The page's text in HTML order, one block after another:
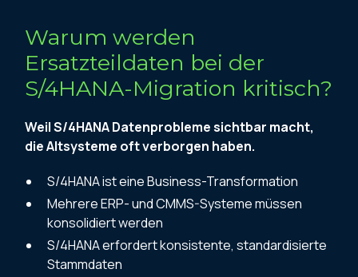
Warum werden
Ersatzteildaten bei der
S/4HANA-Migration kritisch?
Weil S/4HANA Datenprobleme sichtbar macht,
die Altsysteme oft verborgen haben.
S/4HANA ist eine Business-Transformation
Mehrere ERP- und CMMS-Systeme müssen
konsolidiert werden
S/4HANA erfordert konsistente, standardisierte
Stammdaten